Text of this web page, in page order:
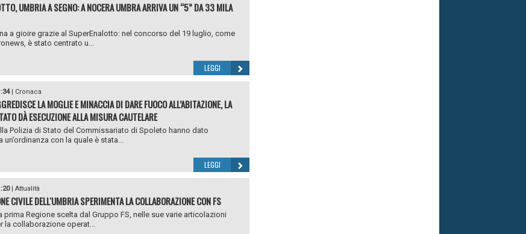
UMBRIA A SEGNO: A NOCERA UMBRA ARRIVA UN “5” DA 33 MILA
a gioire grazie al SuperEnalotto: nel concorso del 19 luglio, come
è stato centrato u...
LEGGI
| Cronaca
LA MOGLIE E MINACCIA DI DARE FUOCO ALL’ABITAZIONE, LA
DÀ ESECUZIONE ALLA MISURA CAUTELARE
Polizia di Stato del Commissariato di Spoleto hanno dato
un’ordinanza con la quale è stata...
LEGGI
| Attualità
CIVILE DELL'UMBRIA SPERIMENTA LA COLLABORAZIONE CON FS
prima Regione scelta dal Gruppo FS, nelle sue varie articolazioni
la collaborazione operat...